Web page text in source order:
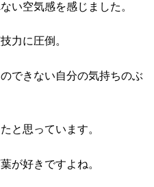
い空気感を感じました。
力に圧倒。
できない自分の気持ちのぶ
と思っています。
が好きですよね。